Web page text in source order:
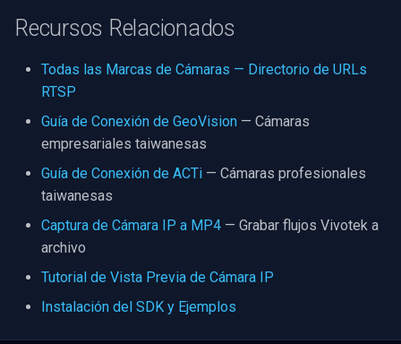
Recursos Relacionados
Todas las Marcas de Cámaras — Directorio de URLs
RTSP
Guía de Conexión de GeoVision — Cámaras
empresariales taiwanesas
Guía de Conexión de ACTi — Cámaras profesionales
taiwanesas
Captura de Cámara IP a MP4 — Grabar flujos Vivotek a
archivo
Tutorial de Vista Previa de Cámara IP
Instalación del SDK y Ejemplos